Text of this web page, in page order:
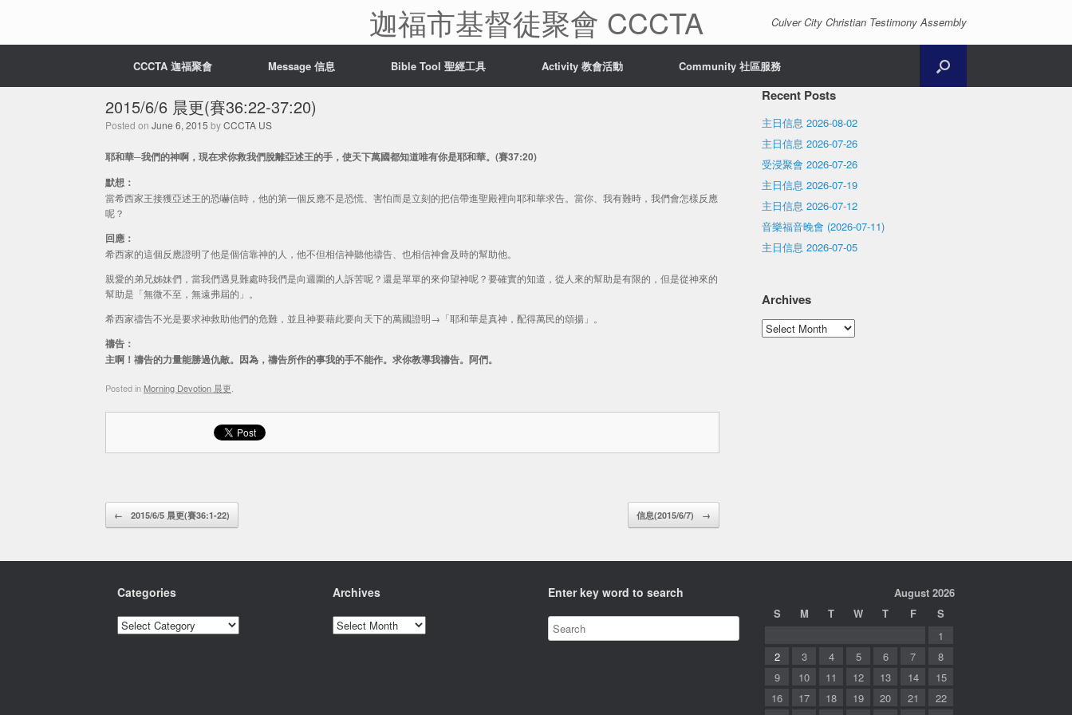
迦福市基督徒聚會 CCCTA Culver City Christian Testimony Assembly
CCCTA 迦福聚會 Message 信息 Bible Tool 聖經工具 Activity 教會活動 Community 社區服務
2015/6/6 晨更(賽36:22-37:20)
Posted on June 6, 2015 byCCCTA US
耶和華─我們的神啊，現在求你救我們脫離亞述王的手，使天下萬國都知道唯有你是耶和華。(賽37:20)
默想：
當希西家王接獲亞述王的恐嚇信時，他的第一個反應不是恐慌、害怕而是立刻的把信帶進聖殿裡向耶和華求告。當你、我有難時，我們會怎樣反應
呢？
回應：
希西家的這個反應證明了他是個信靠神的人，他不但相信神聽他禱告、也相信神會及時的幫助他。
親愛的弟兄姊妹們，當我們遇見難處時我們是向週圍的人訴苦呢？還是單單的來仰望神呢？要確實的知道，從人來的幫助是有限的，但是從神來的
幫助是「無微不至，無遠弗屆的」。
希西家禱告不光是要求神救助他們的危難，並且神要藉此要向天下的萬國證明→「耶和華是真神，配得萬民的頌揚」。
禱告：
主啊！禱告的力量能勝過仇敵。因為，禱告所作的事我的手不能作。求你教導我禱告。阿們。
Posted in Morning Devotion 晨更
Post navigation
← 2015/6/5 晨更(賽36:1-22) 信息(2015/6/7) →
Recent Posts
主日信息 2026-08-02
主日信息 2026-07-26
受浸聚會 2026-07-26
主日信息 2026-07-19
主日信息 2026-07-12
音樂福音晚會 (2026-07-11)
主日信息 2026-07-05
Archives
Archives
Categories
Categories
Archives
Archives
Enter key word to search
August 2026
S
M T W T F
S
1
2
3 4 5 6 7
8
9
10 11 12 13 14
15
16
17 18 19 20 21
22